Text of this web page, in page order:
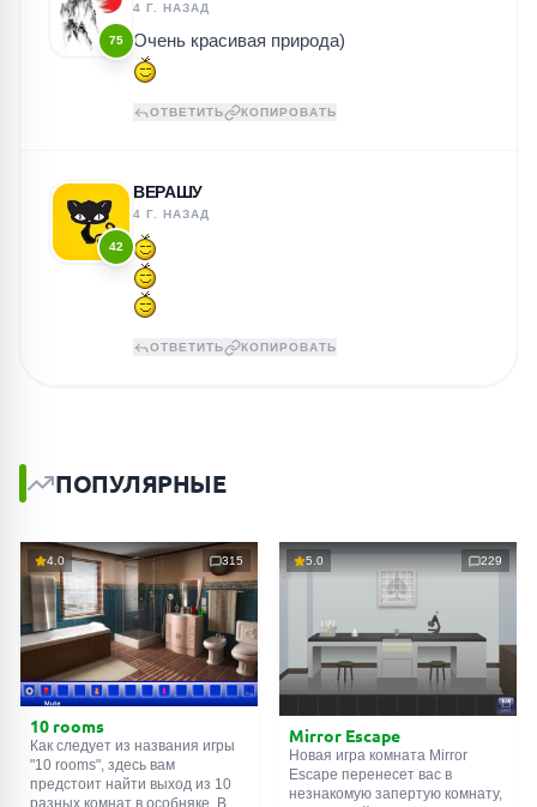
75
4 Г. НАЗАД
Очень красивая природа)
ОТВЕТИТЬ КОПИРОВАТЬ
42
ВЕРАШУ
4 Г. НАЗАД
ОТВЕТИТЬ КОПИРОВАТЬ
ПОПУЛЯРНЫЕ
4.0 315
10 rooms
Как следует из названия игры
"10 rooms", здесь вам
предстоит найти выход из 10
разных комнат в особняке. В
5.0 229
Mirror Escape
Новая игра комната Mirror
Escape перенесет вас в
незнакомую запертую комнату,